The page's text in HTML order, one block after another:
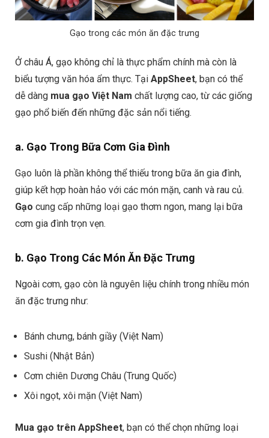
Gạo trong các món ăn đặc trưng
Ở châu Á, gạo không chỉ là thực phẩm chính mà còn là
biểu tượng văn hóa ẩm thực. Tại AppSheet, bạn có thể
dễ dàng mua gạo Việt Nam chất lượng cao, từ các giống
gạo phổ biến đến những đặc sản nổi tiếng.
a. Gạo Trong Bữa Cơm Gia Đình
Gạo luôn là phần không thể thiếu trong bữa ăn gia đình,
giúp kết hợp hoàn hảo với các món mặn, canh và rau củ.
Gạo cung cấp những loại gạo thơm ngon, mang lại bữa
cơm gia đình trọn vẹn.
b. Gạo Trong Các Món Ăn Đặc Trưng
Ngoài cơm, gạo còn là nguyên liệu chính trong nhiều món
ăn đặc trưng như:
Bánh chưng, bánh giầy (Việt Nam)
Sushi (Nhật Bản)
Cơm chiên Dương Châu (Trung Quốc)
Xôi ngọt, xôi mặn (Việt Nam)
Mua gạo trên AppSheet, bạn có thể chọn những loại